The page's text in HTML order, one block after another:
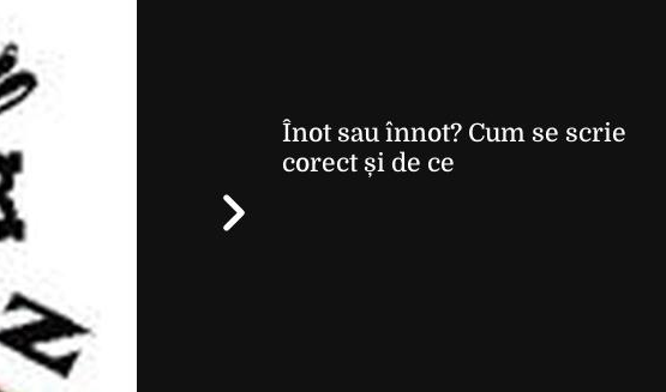
Înot sau înnot? Cum se scrie
corect și de ce